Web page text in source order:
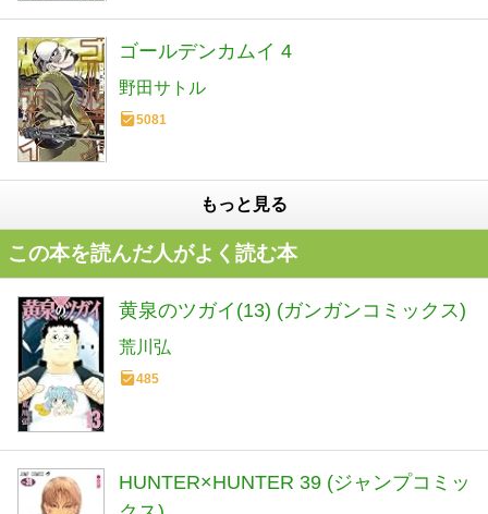
ゴールデンカムイ 4
野田サトル
5081
もっと見る
この本を読んだ人がよく読む本
黄泉のツガイ(13) (ガンガンコミックス)
荒川弘
485
HUNTER×HUNTER 39 (ジャンプコミッ